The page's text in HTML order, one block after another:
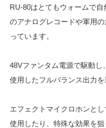
RU-80はとてもウォームで
のアナログレコードや軍用
っています。
48Vファンタム電源で駆動
使用したフルバランス出力を
エフェクトマイクロホンと
使用したり、特殊な効果を